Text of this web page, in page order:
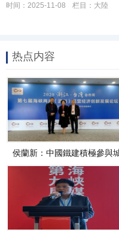
时间：2025-11-08 栏目：大陸
热点内容
侯蘭新：中國鐵建積極參與